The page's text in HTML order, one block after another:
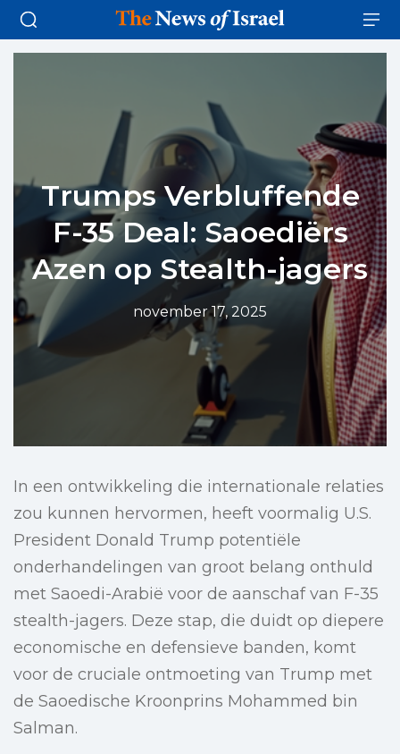
Trumps Verbluffende
F-35 Deal: Saoediërs
Azen op Stealth-jagers
november 17, 2025
In een ontwikkeling die internationale relaties
zou kunnen hervormen, heeft voormalig U.S.
President Donald Trump potentiële
onderhandelingen van groot belang onthuld
met Saoedi-Arabië voor de aanschaf van F-35
stealth-jagers. Deze stap, die duidt op diepere
economische en defensieve banden, komt
voor de cruciale ontmoeting van Trump met
de Saoedische Kroonprins Mohammed bin
Salman.